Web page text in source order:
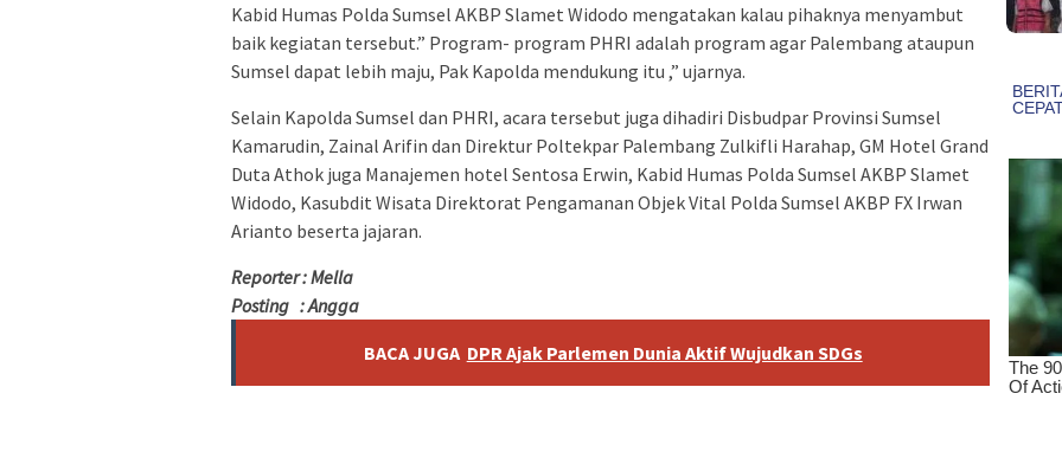
Kabid Humas Polda Sumsel AKBP Slamet Widodo mengatakan kalau pihaknya menyambut
baik kegiatan tersebut.” Program- program PHRI adalah program agar Palembang ataupun
Sumsel dapat lebih maju, Pak Kapolda mendukung itu ,” ujarnya.
Selain Kapolda Sumsel dan PHRI, acara tersebut juga dihadiri Disbudpar Provinsi Sumsel
Kamarudin, Zainal Arifin dan Direktur Poltekpar Palembang Zulkifli Harahap, GM Hotel Grand
Duta‎ Athok juga Manajemen hotel Sentosa Erwin, Kabid Humas Polda Sumsel AKBP Slamet
Widodo, Kasubdit Wisata Direktorat Pengamanan Objek Vital Polda Sumsel AKBP FX Irwan
Arianto beserta jajaran.
Reporter : Mella
Posting : Angga
BACA JUGA DPR Ajak Parlemen Dunia Aktif Wujudkan SDGs